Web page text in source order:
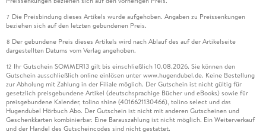
7 Die Preisbindung dieses Artikels wurde aufgehoben. Angaben zu Preissenkungen
beziehen sich auf den letzten gebundenen Preis.
8 Der gebundene Preis dieses Artikels wird nach Ablauf des auf der Artikelseite
dargestellten Datums vom Verlag angehoben.
12 Ihr Gutschein SOMMER13 gilt bis einschließlich 10.08.2026. Sie können den
Gutschein ausschließlich online einlösen unter www.hugendubel.de. Keine Bestellung
zur Abholung mit Zahlung in der Filiale möglich. Der Gutschein ist nicht gültig für
gesetzlich preisgebundene Artikel (deutschsprachige Bücher und eBooks) sowie für
preisgebundene Kalender, tolino shine (4016621130466), tolino select und das
Hugendubel Hörbuch Abo. Der Gutschein ist nicht mit anderen Gutscheinen und
Geschenkkarten kombinierbar. Eine Barauszahlung ist nicht möglich. Ein Weiterverkauf
und der Handel des Gutscheincodes sind nicht gestattet.